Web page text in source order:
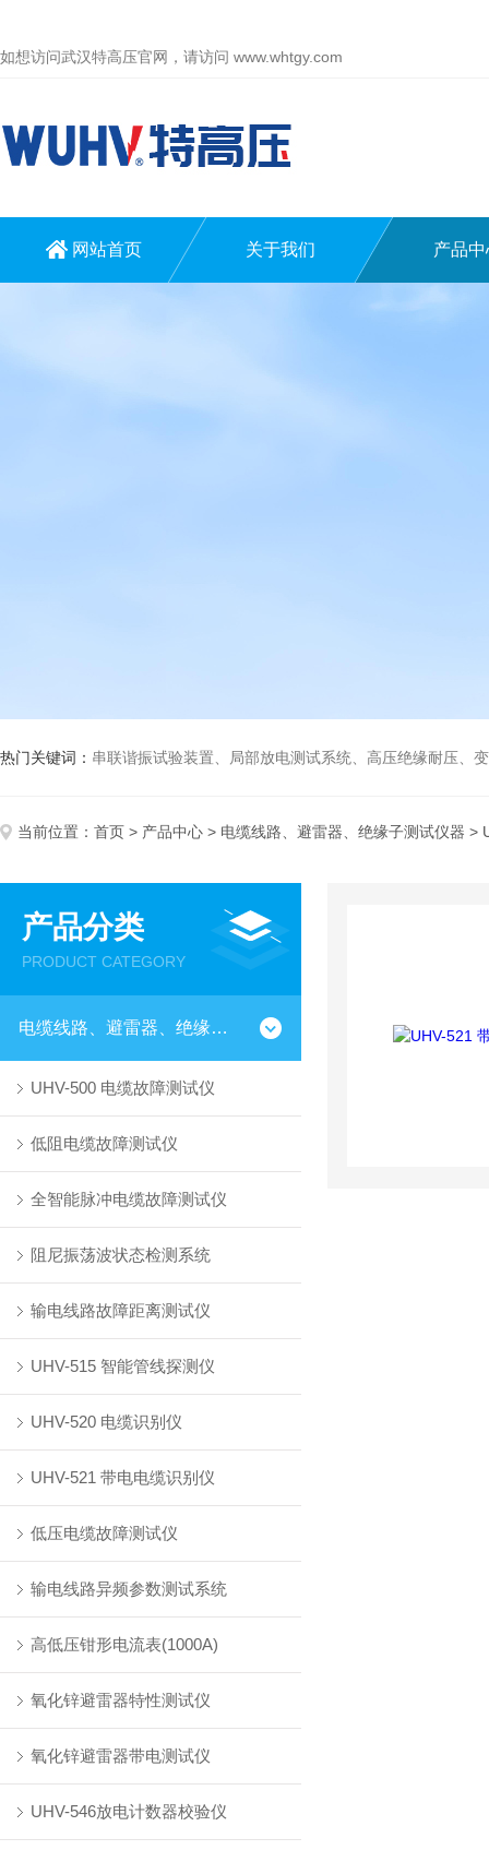
如想访问武汉特高压官网，请访问 www.whtgy.com
网站首页 关于我们 产品中
热门关键词： 串联谐振试验装置、局部放电测试系统、高压绝缘耐压、变
当前位置： 首页 > 产品中心 > 电缆线路、避雷器、绝缘子测试仪器 >
产品分类
PRODUCT CATEGORY
电缆线路、避雷器、绝缘子测试仪器
UHV-500 电缆故障测试仪
低阻电缆故障测试仪
全智能脉冲电缆故障测试仪
阻尼振荡波状态检测系统
输电线路故障距离测试仪
UHV-515 智能管线探测仪
UHV-520 电缆识别仪
UHV-521 带电电缆识别仪
低压电缆故障测试仪
输电线路异频参数测试系统
高低压钳形电流表(1000A)
氧化锌避雷器特性测试仪
氧化锌避雷器带电测试仪
UHV-546放电计数器校验仪